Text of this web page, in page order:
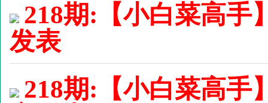
218期:【小白菜高手
发表
218期:【小白菜高手